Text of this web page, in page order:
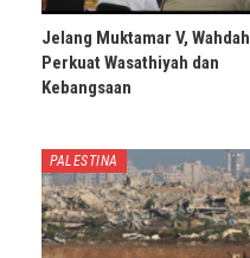
Jelang Muktamar V, Wahdah
Perkuat Wasathiyah dan
Kebangsaan
PALESTINA